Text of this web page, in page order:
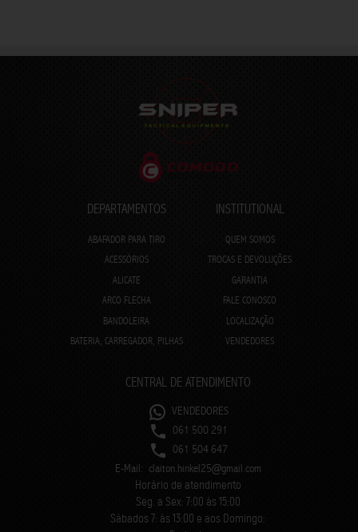
DEPARTAMENTOS
ABAFADOR PARA TIRO
ACESSÓRIOS
ALICATE
ARCO FLECHA
BANDOLEIRA
BATERIA, CARREGADOR, PILHAS
INSTITUTIONAL
QUEM SOMOS
TROCAS E DEVOLUÇÕES
GARANTIA
FALE CONOSCO
LOCALIZAÇÃO
VENDEDORES
CENTRAL DE ATENDIMENTO
VENDEDORES
061 500 291
061 504 647
E-Mail: claiton.hinkel25@gmail.com
Horário de atendimento
Seg. a Sex: 7:00 às 15:00
Sábados 7: às 13:00 e aos Domingo: